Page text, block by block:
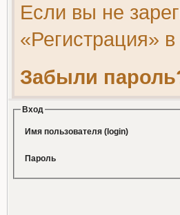
Если вы не
«Регистрация»
Забыли
Вход
Имя пользователя (login)
Пароль